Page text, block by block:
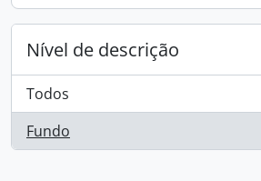
Nível de descrição
Todos
Fundo
, 1 resultados